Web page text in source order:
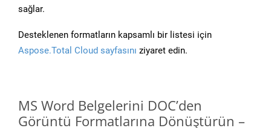
sağlar.
Desteklenen formatların kapsamlı bir listesi için
Aspose.Total Cloud sayfasını ziyaret edin.
MS Word Belgelerini DOC’den
Görüntü Formatlarına Dönüştürün –